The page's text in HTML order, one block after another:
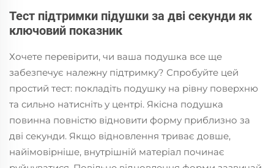
Тест підтримки підушки за дві секунди як
ключовий показник
Хочете перевірити, чи ваша подушка все ще
забезпечує належну підтримку? Спробуйте цей
простий тест: покладіть подушку на рівну поверхню
та сильно натисніть у центрі. Якісна подушка
повинна повністю відновити форму приблизно за
дві секунди. Якщо відновлення триває довше,
найімовірніше, внутрішній матеріал починає